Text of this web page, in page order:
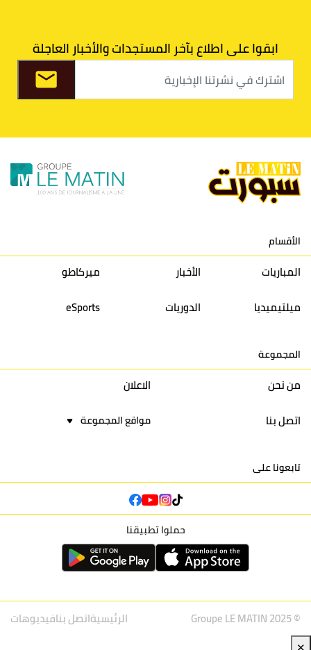
36
9 الكوكب المراكشي 30
27
26
36
10 النادي المكناسي 30
24
33
36
11 نادي النهضة زمامرة 30
28
37
33
13 إتحاد تواركة 30
32
40
31
16 نادي أولمبيك آسفي 30
24
42
22
ابقوا على اطلاع بآخر المستجدات والأخبار العاجلة
الأقسام
المباريات الأخبار
ميركاطو
ميلتيميديا
الدوريات eSports
المجموعة
من نحن
الاعلان
اتصل بنا
مواقع المجموعة
تابعونا على
حملوا تطبيقنا
© Groupe LE MATIN 2025 الرئيسيةاتصل بنافيديوهات